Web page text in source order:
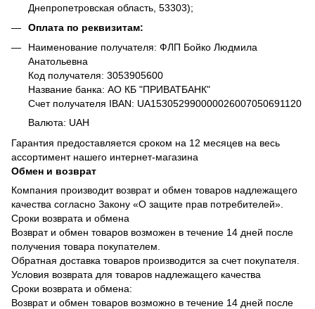
Днепропетровская область, 53303);
Оплата по реквизитам:
Наименование получателя: ФЛП Бойко Людмила
Анатольевна
Код получателя: 3053905600
Название банка: АО КБ "ПРИВАТБАНК"
Счет получателя IBAN: UA153052990000026007050691120
Валюта: UAH
Гарантия предоставляется сроком на 12 месяцев на весь
ассортимент нашего интернет-магазина
Обмен и возврат
Компания производит возврат и обмен товаров надлежащего
качества согласно Закону «О защите прав потребителей».
Сроки возврата и обмена
Возврат и обмен товаров возможен в течение 14 дней после
получения товара покупателем.
Обратная доставка товаров производится за счет покупателя.
Условия возврата для товаров надлежащего качества
Сроки возврата и обмена:
Возврат и обмен товаров возможно в течение 14 дней после